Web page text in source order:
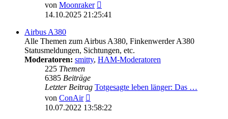
von Moonraker
Beitrag
14.10.2025 21:25:41
Airbus A380
Alle Themen zum Airbus A380, Finkenwerder A380
Statusmeldungen, Sichtungen, etc.
Moderatoren: smitty, HAM-Moderatoren
225 Themen
6385 Beiträge
Letzter Beitrag Totgesagte leben länger: Das …
von ConAir
Beitrag
10.07.2022 13:58:22